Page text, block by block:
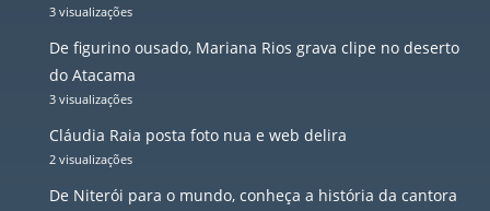
3 visualizações
De figurino ousado, Mariana Rios grava clipe no deserto
do Atacama
3 visualizações
Cláudia Raia posta foto nua e web delira
2 visualizações
De Niterói para o mundo, conheça a história da cantora